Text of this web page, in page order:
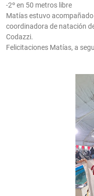
-2º en 50 metros libre
Matías estuvo
coordinadora de natación
Codazzi.
Felicitaciones Matías, a